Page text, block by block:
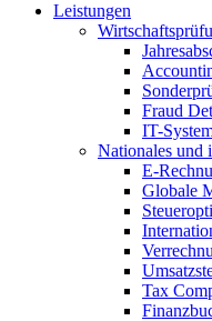
Leistungen
Fraud
IT-
Nationales und
E-
Globale
Tax